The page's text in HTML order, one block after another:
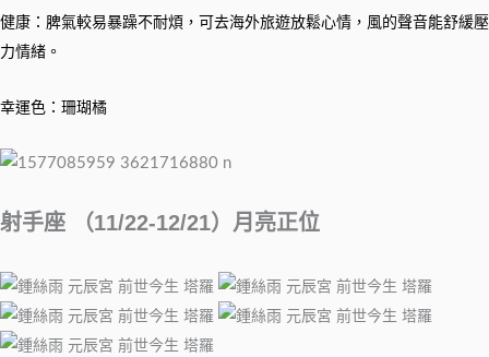
健康：脾氣較易暴躁不耐煩，可去海外旅遊放鬆心情，風的聲音能舒緩壓
力情緒。
幸運色：珊瑚橘
射手座 （11/22-12/21）月亮正位